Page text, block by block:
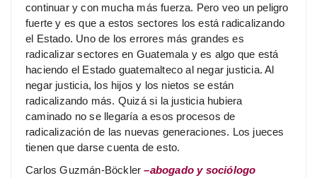
continuar y con mucha más fuerza. Pero veo un peligro
fuerte y es que a estos sectores los está radicalizando
el Estado. Uno de los errores más grandes es
radicalizar sectores en Guatemala y es algo que está
haciendo el Estado guatemalteco al negar justicia. Al
negar justicia, los hijos y los nietos se están
radicalizando más. Quizá si la justicia hubiera
caminado no se llegaría a esos procesos de
radicalización de las nuevas generaciones. Los jueces
tienen que darse cuenta de esto.
Carlos Guzmán-Böckler–abogado y sociólogo